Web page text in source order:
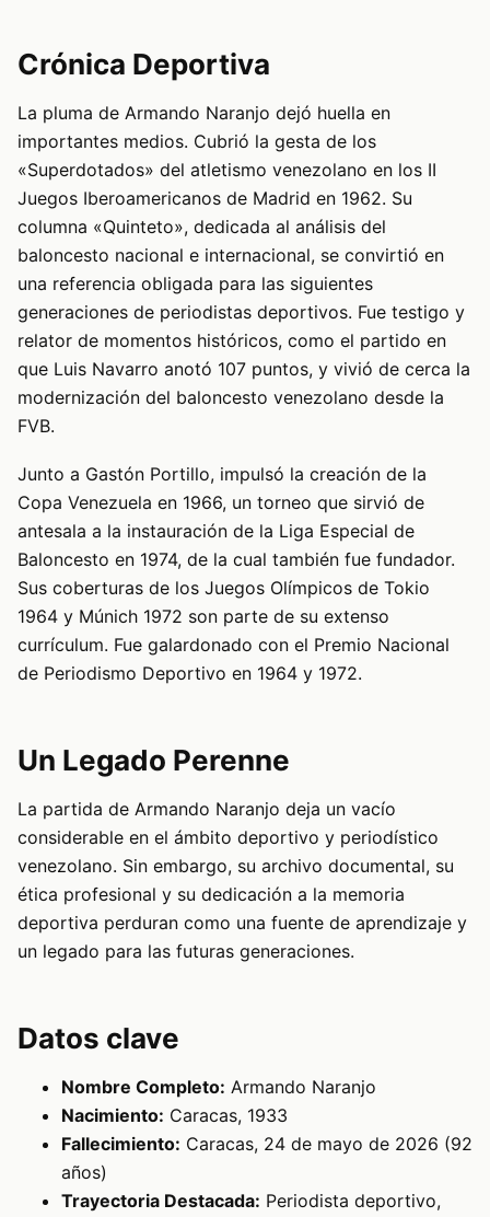
Crónica Deportiva
La pluma de Armando Naranjo dejó huella en
importantes medios. Cubrió la gesta de los
«Superdotados» del atletismo venezolano en los II
Juegos Iberoamericanos de Madrid en 1962. Su
columna «Quinteto», dedicada al análisis del
baloncesto nacional e internacional, se convirtió en
una referencia obligada para las siguientes
generaciones de periodistas deportivos. Fue testigo y
relator de momentos históricos, como el partido en
que Luis Navarro anotó 107 puntos, y vivió de cerca la
modernización del baloncesto venezolano desde la
FVB.
Junto a Gastón Portillo, impulsó la creación de la
Copa Venezuela en 1966, un torneo que sirvió de
antesala a la instauración de la Liga Especial de
Baloncesto en 1974, de la cual también fue fundador.
Sus coberturas de los Juegos Olímpicos de Tokio
1964 y Múnich 1972 son parte de su extenso
currículum. Fue galardonado con el Premio Nacional
de Periodismo Deportivo en 1964 y 1972.
Un Legado Perenne
La partida de Armando Naranjo deja un vacío
considerable en el ámbito deportivo y periodístico
venezolano. Sin embargo, su archivo documental, su
ética profesional y su dedicación a la memoria
deportiva perduran como una fuente de aprendizaje y
un legado para las futuras generaciones.
Datos clave
Nombre Completo: Armando Naranjo
Nacimiento: Caracas, 1933
Fallecimiento: Caracas, 24 de mayo de 2026 (92
años)
Trayectoria Destacada: Periodista deportivo,